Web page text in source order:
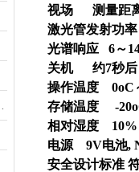
视场
测量距
激光管发射功率
光谱响应
6～
关机
约7秒
操作温度
0oC
存储温度
-
相对湿度
10%
电源
9V电池,
安全设计标准